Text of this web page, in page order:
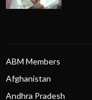
ABM Members
Afghanistan
Andhra Pradesh